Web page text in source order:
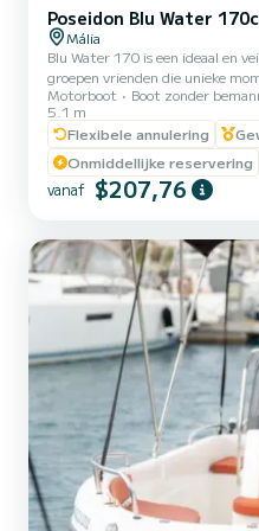
Poseidon Blu Water
Mália
Blu Water 170 is een ideaal en
groepen vrienden die unieke
zonder de noodzaak van een
rompontwerp en hoge boord
veiligheid terwijl u over het
5,10 meter biedt het ruime en
met luxe kussens, een gezellig
personen. Geniet van je
Motorboot Boot zonder
5.1 m
Flexibele annulering
Onmiddellijke reservering
vanaf $207,76